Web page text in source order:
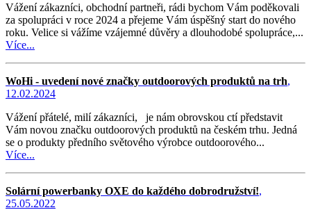
Vážení zákazníci, obchodní partneři, rádi bychom Vám poděkovali
za spolupráci v roce 2024 a přejeme Vám úspěšný start do nového
roku. Velice si vážíme vzájemné důvěry a dlouhodobé spolupráce,...
Více...
WoHi - uvedení nové značky outdoorových produktů na trh,
12.02.2024
Vážení přátelé, milí zákazníci, je nám obrovskou ctí představit
Vám novou značku outdoorových produktů na českém trhu. Jedná
se o produkty předního světového výrobce outdoorového...
Více...
Solární powerbanky OXE do každého dobrodružství!,
25.05.2022